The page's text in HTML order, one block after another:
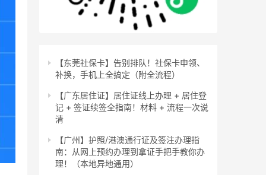
【东莞社保卡】告别排队！社保卡申领、
补换，手机上全搞定（附全流程）
【广东居住证】居住证线上办理 + 居住登
记 + 签证续签全指南！材料 + 流程一次说
清
【广州】护照/港澳通行证及签注办理指
南：从网上预约办理到拿证手把手教你办
理！（本地异地通用）